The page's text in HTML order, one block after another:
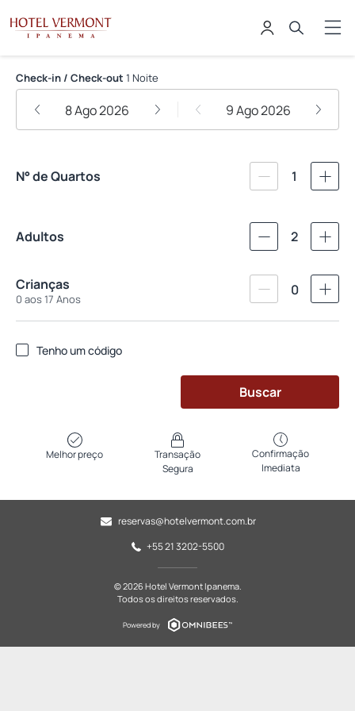
Hotel Vermont Ipanema
Check-in / Check-out 1 Noite
8 Ago 2026 9 Ago 2026
N° de Quartos 1
Adultos 2
Crianças
0 aos 17 Anos
0
Tenho um código
Buscar
Melhor preço
Transação
Segura
Confirmação
Imediata
reservas@hotelvermont.com.br
+55 21 3202-5500
© 2026 Hotel Vermont Ipanema.
Todos os direitos reservados.
Powered by